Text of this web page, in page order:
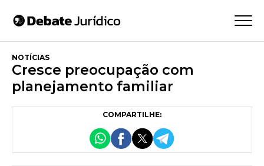
NOTÍCIAS
Cresce preocupação com
planejamento familiar
COMPARTILHE: